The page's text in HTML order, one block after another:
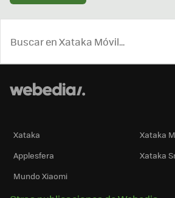
Xataka
Xataka
Applesfera
Xataka
Mundo Xiaomi